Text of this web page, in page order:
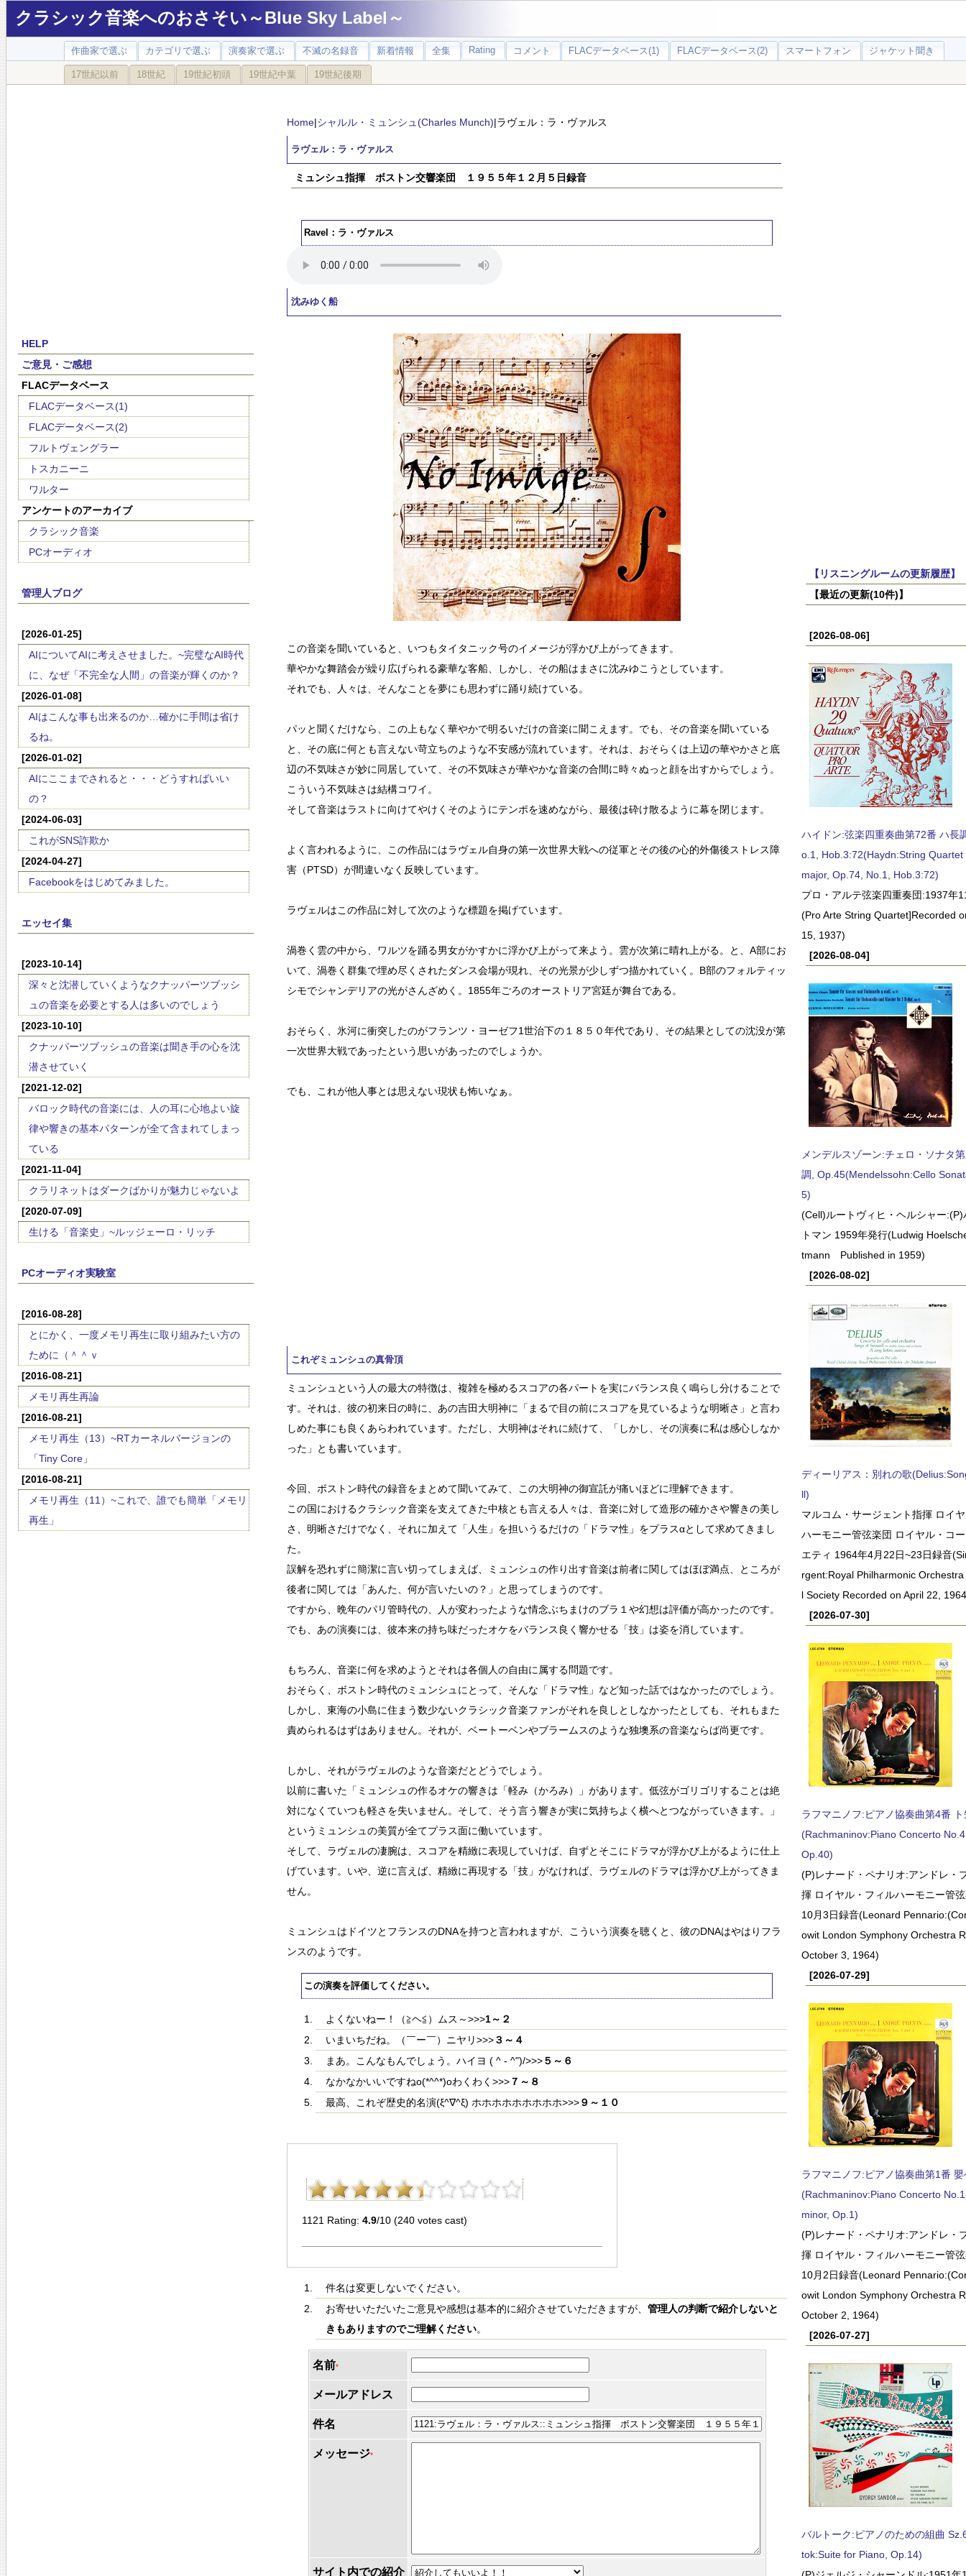
クラシック音楽へのおさそい～Blue Sky Label～
作曲家で選ぶ カテゴリで選ぶ 演奏家で選ぶ 不滅の名録音 新着情報 全集 Rating コメント FLACデータベース(1) FLACデータベース(2) スマートフォン ジャケット聞き
17世紀以前 18世紀 19世紀初頭 19世紀中葉 19世紀後期
HELP
ご意見・ご感想
FLACデータベース
FLACデータベース(1)
FLACデータベース(2)
フルトヴェングラー
トスカニーニ
ワルター
アンケートのアーカイブ
クラシック音楽
PCオーディオ
管理人ブログ
[2026-01-25]
AIについてAIに考えさせました。~完璧なAI時代
に、なぜ「不完全な人間」の音楽が輝くのか？
[2026-01-08]
AIはこんな事も出来るのか…確かに手間は省け
るね。
[2026-01-02]
AIにここまでされると・・・どうすればいい
の？
[2024-06-03]
これがSNS詐欺か
[2024-04-27]
Facebookをはじめてみました。
エッセイ集
[2023-10-14]
深々と沈潜していくようなクナッパーツブッシ
ュの音楽を必要とする人は多いのでしょう
[2023-10-10]
クナッパーツブッシュの音楽は聞き手の心を沈
潜させていく
[2021-12-02]
バロック時代の音楽には、人の耳に心地よい旋
律や響きの基本パターンが全て含まれてしまっ
ている
[2021-11-04]
クラリネットはダークばかりが魅力じゃないよ
[2020-07-09]
生ける「音楽史」~ルッジェーロ・リッチ
PCオーディオ実験室
[2016-08-28]
とにかく、一度メモリ再生に取り組みたい方の
ために（＾＾ｖ
[2016-08-21]
メモリ再生再論
[2016-08-21]
メモリ再生（13）~RTカーネルバージョンの
「Tiny Core」
[2016-08-21]
メモリ再生（11）~これで、誰でも簡単「メモリ
再生」
Home|シャルル・ミュンシュ(Charles Munch)|ラヴェル：ラ・ヴァルス
ラヴェル：ラ・ヴァルス
ミュンシュ指揮 ボストン交響楽団 １９５５年１２月５日録音
Ravel：ラ・ヴァルス
沈みゆく船
この音楽を聞いていると、いつもタイタニック号のイメージが浮かび上がってきます。
華やかな舞踏会が繰り広げられる豪華な客船、しかし、その船はまさに沈みゆこうとしています。
それでも、人々は、そんなことを夢にも思わずに踊り続けている。
パッと聞くだけなら、この上もなく華やかで明るいだけの音楽に聞こえます。でも、その音楽を聞いている
と、その底に何とも言えない苛立ちのような不安感が流れています。それは、おそらくは上辺の華やかさと底
辺の不気味さが妙に同居していて、その不気味さが華やかな音楽の合間に時々ぬっと顔を出すからでしょう。
こういう不気味さは結構コワイ。
そして音楽はラストに向けてやけくそのようにテンポを速めながら、最後は砕け散るように幕を閉じます。
よく言われるように、この作品にはラヴェル自身の第一次世界大戦への従軍とその後の心的外傷後ストレス障
害（PTSD）が間違いなく反映しています。
ラヴェルはこの作品に対して次のような標題を掲げています。
渦巻く雲の中から、ワルツを踊る男女がかすかに浮かび上がって来よう。雲が次第に晴れ上がる。と、A部にお
いて、渦巻く群集で埋め尽くされたダンス会場が現れ、その光景が少しずつ描かれていく。B部のフォルティッ
シモでシャンデリアの光がさんざめく。1855年ごろのオーストリア宮廷が舞台である。
おそらく、氷河に衝突したのがフランツ・ヨーゼフ1世治下の１８５０年代であり、その結果としての沈没が第
一次世界大戦であったという思いがあったのでしょうか。
でも、これが他人事とは思えない現状も怖いなぁ。
これぞミュンシュの真骨頂
ミュンシュという人の最大の特徴は、複雑を極めるスコアの各パートを実にバランス良く鳴らし分けることで
す。それは、彼の初来日の時に、あの吉田大明神に「まるで目の前にスコアを見ているような明晰さ」と言わ
しめた事にも良くあらわれています。ただし、大明神はそれに続けて、「しかし、その演奏に私は感心しなか
った」とも書いています。
今回、ボストン時代の録音をまとめて聞いてみて、この大明神の御宣託が痛いほどに理解できます。
この国におけるクラシック音楽を支えてきた中核とも言える人々は、音楽に対して造形の確かさや響きの美し
さ、明晰さだけでなく、それに加えて「人生」を担いうるだけの「ドラマ性」をプラスαとして求めてきまし
た。
誤解を恐れずに簡潔に言い切ってしまえば、ミュンシュの作り出す音楽は前者に関してはほぼ満点、ところが
後者に関しては「あんた、何が言いたいの？」と思ってしまうのです。
ですから、晩年のパリ管時代の、人が変わったような情念ぶちまけのブラ１や幻想は評価が高かったのです。
でも、あの演奏には、彼本来の持ち味だったオケをバランス良く響かせる「技」は姿を消しています。
もちろん、音楽に何を求めようとそれは各個人の自由に属する問題です。
おそらく、ボストン時代のミュンシュにとって、そんな「ドラマ性」など知った話ではなかったのでしょう。
しかし、東海の小島に住まう数少ないクラシック音楽ファンがそれを良しとしなかったとしても、それもまた
責められるはずはありません。それが、ベートーベンやブラームスのような独墺系の音楽ならば尚更です。
しかし、それがラヴェルのような音楽だとどうでしょう。
以前に書いた「ミュンシュの作るオケの響きは「軽み（かろみ）」があります。低弦がゴリゴリすることは絶
対になくていつも軽さを失いません。そして、そう言う響きが実に気持ちよく横へとつながっていきます。」
というミュンシュの美質が全てプラス面に働いています。
そして、ラヴェルの凄腕は、スコアを精緻に表現していけば、自ずとそこにドラマが浮かび上がるように仕上
げています。いや、逆に言えば、精緻に再現する「技」がなければ、ラヴェルのドラマは浮かび上がってきま
せん。
ミュンシュはドイツとフランスのDNAを持つと言われますが、こういう演奏を聴くと、彼のDNAはやはりフラ
ンスのようです。
この演奏を評価してください。
よくないねー！（≧ヘ≦）ムス～>>>1～２
いまいちだね。（￣ー￣）ニヤリ>>>３～４
まあ。こんなもんでしょう。ハイヨ ( ^ - ^")/>>>５～６
なかなかいいですねo(*^^*)oわくわく>>>７～８
最高、これぞ歴史的名演(ξ^∇^ξ) ホホホホホホホホホ>>>９～１０
1121 Rating: 4.9/10 (240 votes cast)
件名は変更しないでください。
お寄せいただいたご意見や感想は基本的に紹介させていただきますが、 管理人の判断で紹介しないと
きもありますのでご理解ください。
名前*
メールアドレス
件名
メッセージ*
サイト内での紹介
【リスニングルームの更新履歴】
【最近の更新(10件)】
[2026-08-06]
ハイドン:弦楽四重奏曲第72番 ハ長
o.1, Hob.3:72(Haydn:String Quartet
major, Op.74, No.1, Hob.3:72)
プロ・アルテ弦楽四重奏団:1937年
(Pro Arte String Quartet]Recorded
15, 1937)
[2026-08-04]
メンデルスゾーン:チェロ・ソナタ
調, Op.45(Mendelssohn:Cello
5)
(Cell)ルートヴィヒ・ヘルシャー
トマン 1959年発行(Ludwig
tmann Published in 1959)
[2026-08-02]
ディーリアス：別れの歌
ll)
マルコム・サージェント指揮 ロイ
ハーモニー管弦楽団 ロイヤル・コ
エティ 1964年4月22日~23日録音
rgent:Royal Philharmonic
l Society Recorded on April 22,
[2026-07-30]
ラフマニノフ:ピアノ協奏曲第4番
(Rachmaninov:Piano Concerto
Op.40)
(P)レナード・ペナリオ:アンドレ・
揮 ロイヤル・フィルハーモニー管
10月3日録音(Leonard
owit London Symphony Orchestra
October 3, 1964)
[2026-07-29]
ラフマニノフ:ピアノ協奏曲第1番
(Rachmaninov:Piano Concerto
minor, Op.1)
(P)レナード・ペナリオ:アンドレ・
揮 ロイヤル・フィルハーモニー管
10月2日録音(Leonard
owit London Symphony Orchestra
October 2, 1964)
[2026-07-27]
バルトーク:ピアノのための組曲
tok:Suite for Piano, Op.14)